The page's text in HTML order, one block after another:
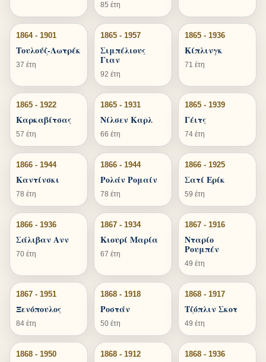
85 έτη
1864 - 1901
Τουλούζ-Λωτρέκ
37 έτη
1865 - 1957
Σιμπέλιους
Γιαν
92 έτη
1865 - 1936
Κίπλινγκ
71 έτη
1865 - 1922
Καρκαβίτσας
57 έτη
1865 - 1931
Νίλσεν Καρλ
66 έτη
1865 - 1939
Γέιτς
74 έτη
1866 - 1944
Καντίνσκι
78 έτη
1866 - 1944
Ρολάν Ρομαίν
78 έτη
1866 - 1925
Σατί Ερίκ
59 έτη
1866 - 1936
Σάλιβαν Ανν
70 έτη
1867 - 1934
Κιουρί Μαρία
67 έτη
1867 - 1916
Νταρίο
Ρουμπέν
49 έτη
1867 - 1951
Ξενόπουλος
84 έτη
1868 - 1918
Ροστάν
50 έτη
1868 - 1917
Τζόπλιν Σκοτ
49 έτη
1868 - 1950 1868 - 1912 1868 - 1936